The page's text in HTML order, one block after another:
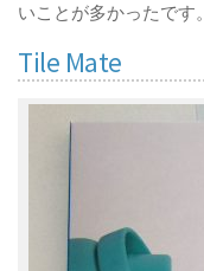
いことが多かったです。
Tile Mate